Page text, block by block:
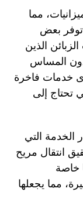
مما
بعض
الذين
المساس
خدمات فاخرة
تحتاج إلى
الخدمة التي
انتقال مريح
خاصة
مما يجعلها